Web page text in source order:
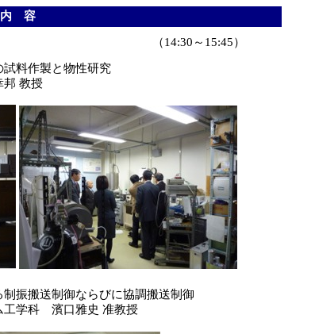
内 容
（14:30～15:45）
料作製と物性研究
教授
振搬送制御ならびに協調搬送制御
科 濱口雅史 准教授